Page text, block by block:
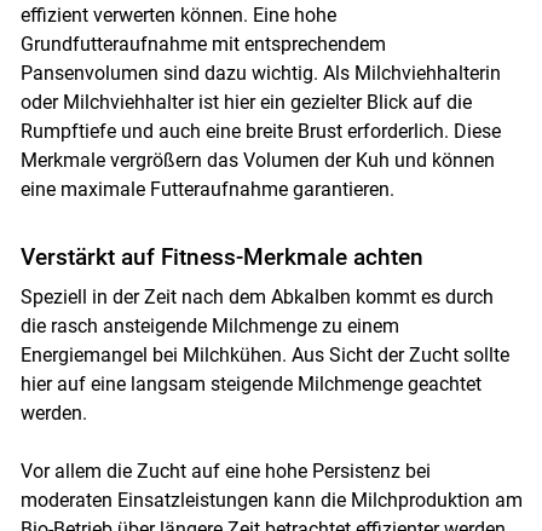
effizient verwerten können. Eine hohe
Grundfutteraufnahme mit entsprechendem
Pansenvolumen sind dazu wichtig. Als Milchviehhalterin
oder Milchviehhalter ist hier ein gezielter Blick auf die
Rumpftiefe und auch eine breite Brust erforderlich. Diese
Merkmale vergrößern das Volumen der Kuh und können
eine maximale Futteraufnahme garantieren.
Verstärkt auf Fitness-Merkmale achten
Speziell in der Zeit nach dem Abkalben kommt es durch
die rasch ansteigende Milchmenge zu einem
Energiemangel bei Milchkühen. Aus Sicht der Zucht sollte
hier auf eine langsam steigende Milchmenge geachtet
werden.
Vor allem die Zucht auf eine hohe Persistenz bei
moderaten Einsatzleistungen kann die Milchproduktion am